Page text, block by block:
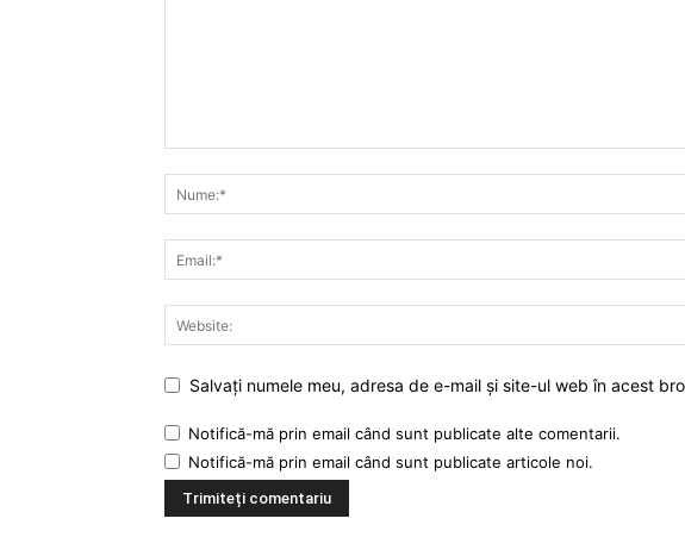
Salvați numele meu, adresa de e-mail și site-ul web în acest
Notifică-mă prin email când sunt publicate alte comentarii.
Notifică-mă prin email când sunt publicate articole noi.